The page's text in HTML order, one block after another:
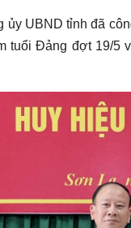
ủy UBND tỉnh đã
tuổi Đảng đợt 19/5
Chào ngày mới 4/